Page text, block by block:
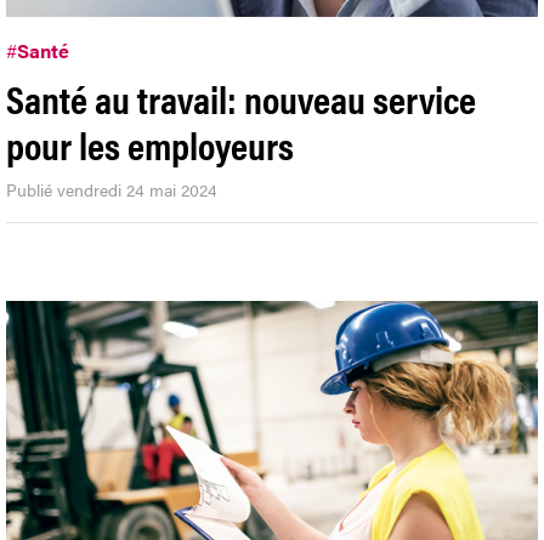
#Santé
Santé au travail: nouveau service
pour les employeurs
Publié vendredi 24 mai 2024